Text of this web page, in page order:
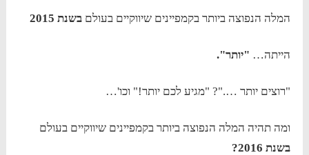
המלה הנפוצה ביותר בקמפיינים שיווקיים בעולםבשנת 2015
הייתה… "יותר".
"רוצים יותר …."? "מגיע לכם יותר!" וכו'…
ומה תהיה המלה הנפוצה ביותר בקמפיינים שיווקיים בעולם
בשנת 2016?